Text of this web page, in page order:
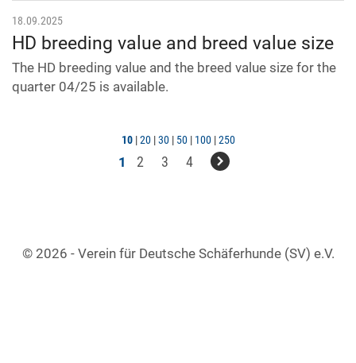
18.09.2025
HD breeding value and breed value size
The HD breeding value and the breed value size for the
quarter 04/25 is available.
10 | 20 | 30 | 50 | 100 | 250
1 2 3 4
© 2026 - Verein für Deutsche Schäferhunde (SV) e.V.